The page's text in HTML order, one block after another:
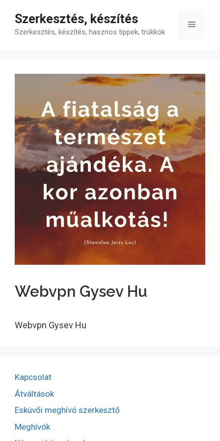
tartalomba
Szerkesztés, készítés
Szerkesztés, készítés, hasznos tippek, trükkök
Menü
Webvpn Gysev Hu
Webvpn Gysev Hu
Kapcsolat
Átváltások
Esküvői meghívó szerkesztő
Meghívók